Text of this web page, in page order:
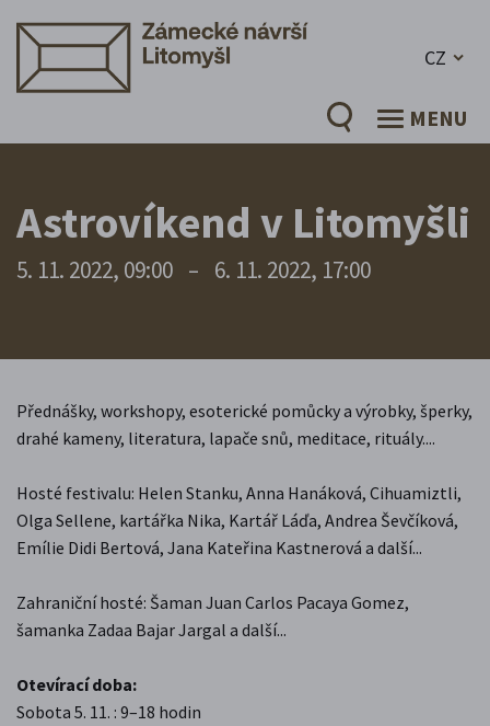
CZ
MENU
Astrovíkend v Litomyšli
5. 11. 2022, 09:00 – 6. 11. 2022, 17:00
Přednášky, workshopy, esoterické pomůcky a výrobky, šperky,
drahé kameny, literatura, lapače snů, meditace, rituály....
Hosté festivalu: Helen Stanku, Anna Hanáková, Cihuamiztli,
Olga Sellene, kartářka Nika, Kartář Láďa, Andrea Ševčíková,
Emílie Didi Bertová, Jana Kateřina Kastnerová a další...
Zahraniční hosté: Šaman Juan Carlos Pacaya Gomez,
šamanka Zadaa Bajar Jargal a další...
Otevírací doba:
Sobota 5. 11. : 9–18 hodin